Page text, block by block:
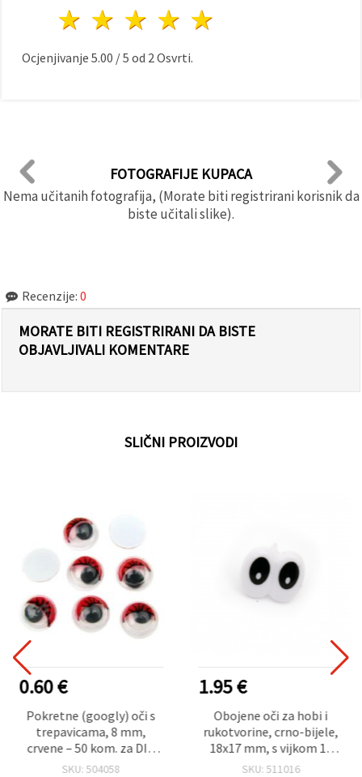
4 zvijezde
3 zvijezde
2 zvijezde
1 zvijezda
Ocjenjivanje 5.00 /5 od 2 Osvrti.
FOTOGRAFIJE KUPACA
Nema učitanih fotografija, (Morate biti registrirani korisnik da
biste učitali slike).
Recenzije: 0
MORATE BITI REGISTRIRANI DA BISTE
OBJAVLJIVALI KOMENTARE
SLIČNI PROIZVODI
0.60 €
Pokretne (googly) oči s
trepavicama, 8 mm,
crvene – 50 kom. za DIY,
hobi i ukrase
SKU: 504058
1.95 €
Obojene oči za hobi i
rukotvorine, crno-bijele,
18x17 mm, s vijkom 12
mm, 10 kom
SKU: 511016